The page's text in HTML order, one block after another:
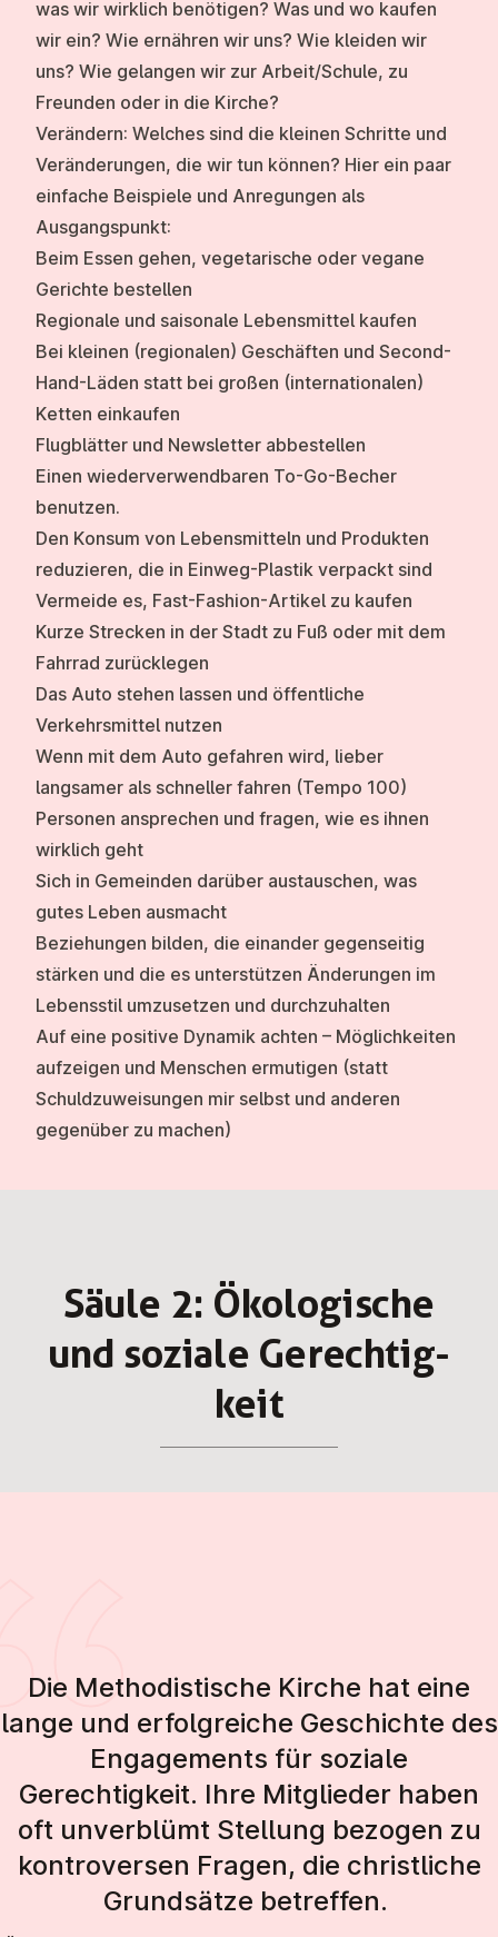
was wir wirklich benötigen? Was und wo kaufen
wir ein? Wie ernähren wir uns? Wie kleiden wir
uns? Wie gelangen wir zur Arbeit/Schule, zu
Freunden oder in die Kirche?
Verändern: Welches sind die kleinen Schritte und
Veränderungen, die wir tun können? Hier ein paar
einfache Beispiele und Anregungen als
Ausgangspunkt:
Beim Essen gehen, vegetarische oder vegane
Gerichte bestellen
Regionale und saisonale Lebensmittel kaufen
Bei kleinen (regionalen) Geschäften und Second-
Hand-Läden statt bei großen (internationalen)
Ketten einkaufen
Flugblätter und Newsletter abbestellen
Einen wiederverwendbaren To-Go-Becher
benutzen.
Den Konsum von Lebensmitteln und Produkten
reduzieren, die in Einweg-Plastik verpackt sind
Vermeide es, Fast-Fashion-Artikel zu kaufen
Kurze Strecken in der Stadt zu Fuß oder mit dem
Fahrrad zurücklegen
Das Auto stehen lassen und öffentliche
Verkehrsmittel nutzen
Wenn mit dem Auto gefahren wird, lieber
langsamer als schneller fahren (Tempo 100)
Personen ansprechen und fragen, wie es ihnen
wirklich geht
Sich in Gemeinden darüber austauschen, was
gutes Leben ausmacht
Beziehungen bilden, die einander gegenseitig
stärken und die es unterstützen Änderungen im
Lebensstil umzusetzen und durchzuhalten
Auf eine positive Dynamik achten – Möglichkeiten
aufzeigen und Menschen ermutigen (statt
Schuldzuweisungen mir selbst und anderen
gegenüber zu machen)
Säule 2: Öko­lo­gi­sche
und soziale Ge­rech­tig­
keit
Die Methodistische Kirche hat eine
lange und erfolgreiche Geschichte des
Engagements für soziale
Gerechtigkeit. Ihre Mitglieder haben
oft unverblümt Stellung bezogen zu
kontroversen Fragen, die christliche
Grundsätze betreffen.